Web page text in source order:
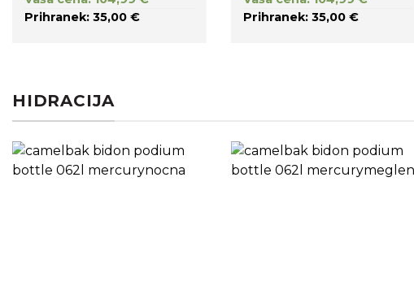
Prihranek: 35,00 €
Prihranek: 35,00 €
HIDRACIJA